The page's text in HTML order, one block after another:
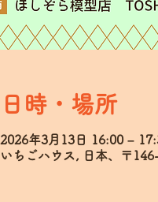
日時・場所
2026年3月13日 16:00 –
いちごハウス, 日本、〒